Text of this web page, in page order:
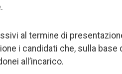
al termine di
i candidati che, sulla
all’incarico.